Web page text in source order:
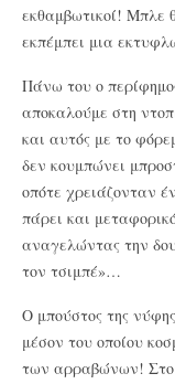
εκθαμβωτικοί! Μπλε
εκπέμπει μια
Πάνω του ο
αποκαλούμε στη
και αυτός με το
δεν κουμπώνει
οπότε χρειάζονταν
πάρει και
αναγελώντας την
τον τσιμπέ»…
Ο μπούστος της
μέσον του οποίου
των αρραβώνων! Στο